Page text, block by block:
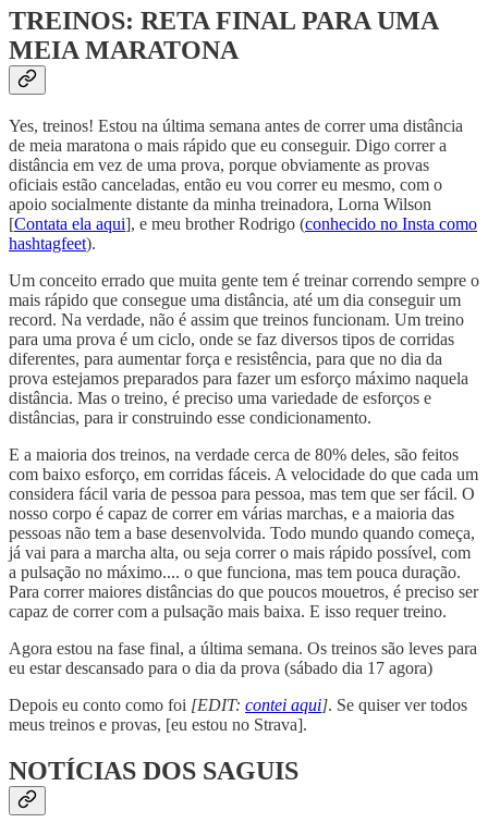
TREINOS: RETA FINAL PARA UMA
MEIA MARATONA
Yes, treinos! Estou na última semana antes de correr uma distância
de meia maratona o mais rápido que eu conseguir. Digo correr a
distância em vez de uma prova, porque obviamente as provas
oficiais estão canceladas, então eu vou correr eu mesmo, com o
apoio socialmente distante da minha treinadora, Lorna Wilson
[Contata ela aqui], e meu brother Rodrigo (conhecido no Insta como
hashtagfeet).
Um conceito errado que muita gente tem é treinar correndo sempre o
mais rápido que consegue uma distância, até um dia conseguir um
record. Na verdade, não é assim que treinos funcionam. Um treino
para uma prova é um ciclo, onde se faz diversos tipos de corridas
diferentes, para aumentar força e resistência, para que no dia da
prova estejamos preparados para fazer um esforço máximo naquela
distância. Mas o treino, é preciso uma variedade de esforços e
distâncias, para ir construindo esse condicionamento.
E a maioria dos treinos, na verdade cerca de 80% deles, são feitos
com baixo esforço, em corridas fáceis. A velocidade do que cada um
considera fácil varia de pessoa para pessoa, mas tem que ser fácil. O
nosso corpo é capaz de correr em várias marchas, e a maioria das
pessoas não tem a base desenvolvida. Todo mundo quando começa,
já vai para a marcha alta, ou seja correr o mais rápido possível, com
a pulsação no máximo.... o que funciona, mas tem pouca duração.
Para correr maiores distâncias do que poucos mouetros, é preciso ser
capaz de correr com a pulsação mais baixa. E isso requer treino.
Agora estou na fase final, a última semana. Os treinos são leves para
eu estar descansado para o dia da prova (sábado dia 17 agora)
Depois eu conto como foi [EDIT: contei aqui]. Se quiser ver todos
meus treinos e provas, [eu estou no Strava].
NOTÍCIAS DOS SAGUIS